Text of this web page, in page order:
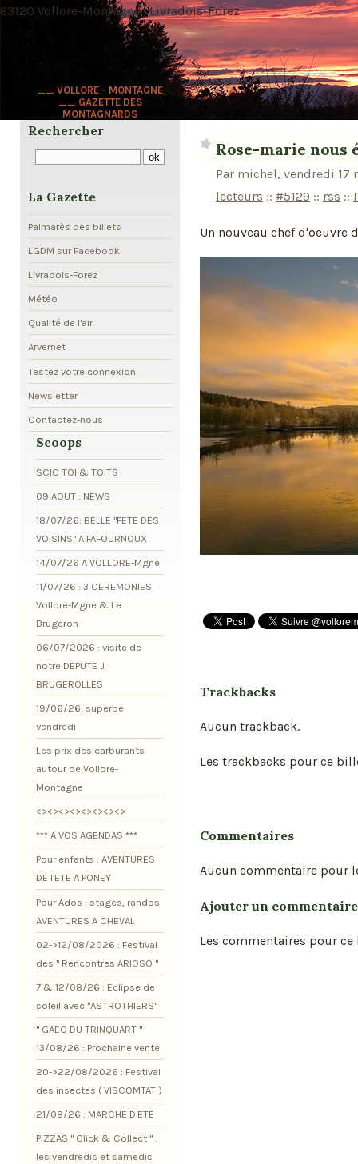
__ VOLLORE - MONTAGNE
__ GAZETTE DES
MONTAGNARDS
63120 Vollore-Montagne · Livradois-Forez
Rose-marie nous
Par michel, vendredi 17
lecteurs :: #5129 :: rss ::
Un nouveau chef d'oeuvre
Trackbacks
Aucun trackback.
Les trackbacks pour ce
Commentaires
Aucun commentaire pour
Ajouter un commentaire
Les commentaires pour
Rechercher
La Gazette
Palmarès des billets
LGDM sur Facebook
Livradois-Forez
Météo
Qualité de l'air
Arvernet
Testez votre connexion
Newsletter
Contactez-nous
Scoops
SCIC TOI & TOITS
09 AOUT : NEWS
18/07/26: BELLE "FETE DES
VOISINS" A FAFOURNOUX
14/07/26 A VOLLORE-Mgne
11/07/26 : 3 CEREMONIES
Vollore-Mgne & Le
Brugeron
06/07/2026 : visite de
notre DEPUTE J.
BRUGEROLLES
19/06/26: superbe
vendredi
Les prix des carburants
autour de Vollore-
Montagne
<><><><><><><><>
*** A VOS AGENDAS ***
Pour enfants : AVENTURES
DE l'ETE A PONEY
Pour Ados : stages, randos
AVENTURES A CHEVAL
02->12/08/2026 : Festival
des " Rencontres ARIOSO "
7 & 12/08/26 : Eclipse de
soleil avec "ASTROTHIERS"
" GAEC DU TRINQUART "
13/08/26 : Prochaine vente
20->22/08/2026 : Festival
des insectes ( VISCOMTAT )
21/08/26 : MARCHE D'ETE
PIZZAS " Click & Collect " :
les vendredis et samedis